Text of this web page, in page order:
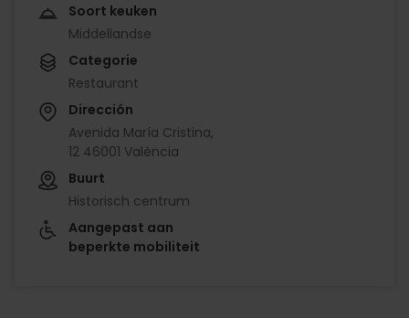
Soort keuken
Middellandse
Categorie
Restaurant
Dirección
Avenida María Cristina,
12 46001 València
Buurt
Historisch centrum
Aangepast aan
beperkte mobiliteit